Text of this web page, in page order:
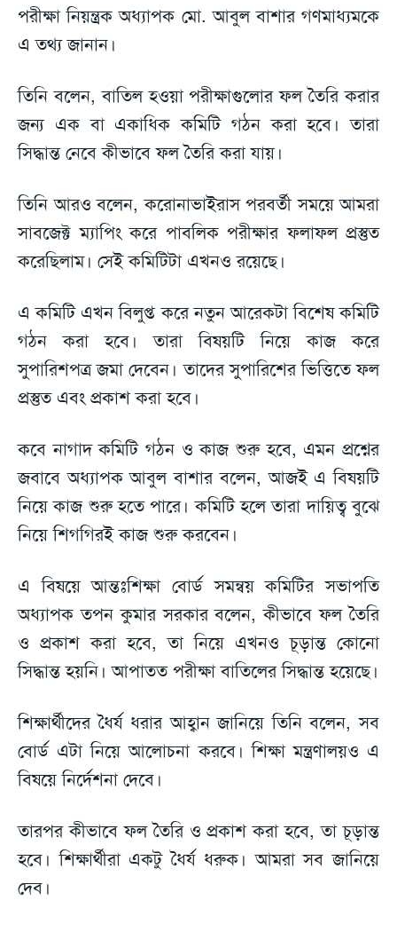
পরীক্ষা নিয়ন্ত্রক অধ্যাপক মো. আবুল বাশার গণমাধ্যমকে
এ তথ্য জানান।
তিনি বলেন, বাতিল হওয়া পরীক্ষাগুলোর ফল তৈরি করার
জন্য এক বা একাধিক কমিটি গঠন করা হবে। তারা
সিদ্ধান্ত নেবে কীভাবে ফল তৈরি করা যায়।
তিনি আরও বলেন, করোনাভাইরাস পরবর্তী সময়ে আমরা
সাবজেক্ট ম্যাপিং করে পাবলিক পরীক্ষার ফলাফল প্রস্তুত
করেছিলাম। সেই কমিটিটা এখনও রয়েছে।
এ কমিটি এখন বিলুপ্ত করে নতুন আরেকটা বিশেষ কমিটি
গঠন করা হবে। তারা বিষয়টি নিয়ে কাজ করে
সুপারিশপত্র জমা দেবেন। তাদের সুপারিশের ভিত্তিতে ফল
প্রস্তুত এবং প্রকাশ করা হবে।
কবে নাগাদ কমিটি গঠন ও কাজ শুরু হবে, এমন প্রশ্নের
জবাবে অধ্যাপক আবুল বাশার বলেন, আজই এ বিষয়টি
নিয়ে কাজ শুরু হতে পারে। কমিটি হলে তারা দায়িত্ব বুঝে
নিয়ে শিগগিরই কাজ শুরু করবেন।
এ বিষয়ে আন্তঃশিক্ষা বোর্ড সমন্বয় কমিটির সভাপতি
অধ্যাপক তপন কুমার সরকার বলেন, কীভাবে ফল তৈরি
ও প্রকাশ করা হবে, তা নিয়ে এখনও চূড়ান্ত কোনো
সিদ্ধান্ত হয়নি। আপাতত পরীক্ষা বাতিলের সিদ্ধান্ত হয়েছে।
শিক্ষার্থীদের ধৈর্য ধরার আহ্বান জানিয়ে তিনি বলেন, সব
বোর্ড এটা নিয়ে আলোচনা করবে। শিক্ষা মন্ত্রণালয়ও এ
বিষয়ে নির্দেশনা দেবে।
তারপর কীভাবে ফল তৈরি ও প্রকাশ করা হবে, তা চূড়ান্ত
হবে। শিক্ষার্থীরা একটু ধৈর্য ধরুক। আমরা সব জানিয়ে
দেব।